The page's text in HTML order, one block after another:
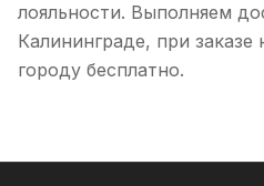
лояльности. Выполняем
Калининграде, при заказе
городу бесплатно.